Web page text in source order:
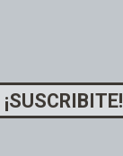
¡SUSCRIBITE!